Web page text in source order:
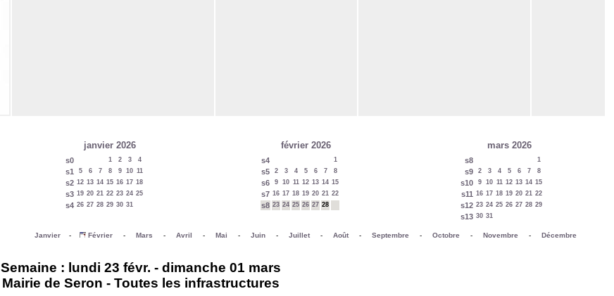
janvier 2026
s0 1 2 3 4
s1 5 6 7 8 9 10 11
s2 12 13 14 15 16 17 18
s3 19 20 21 22 23 24 25
s4 26 27 28 29 30 31
février 2026
s4 1
s5 2 3 4 5 6 7 8
s6 9 10 11 12 13 14 15
s7 16 17 18 19 20 21 22
s8 23 24 25 26 27 28
mars 2026
s8 1
s9 2 3 4 5 6 7 8
s10 9 10 11 12 13 14 15
s11 16 17 18 19 20 21 22
s12 23 24 25 26 27 28 29
s13 30 31
Janvier - Février - Mars - Avril - Mai - Juin - Juillet - Août - Septembre - Octobre - Novembre - Décembre
Semaine : lundi 23 févr. - dimanche 01 mars
Mairie de Seron - Toutes les infrastructures